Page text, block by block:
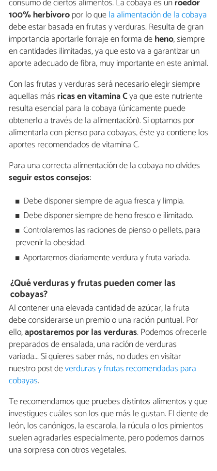
consumo de ciertos alimentos. La cobaya es unroedor
100% herbívoropor lo quela alimentación de la cobaya
debe estar basada en frutas y verduras. Resulta de gran
importancia aportarle forraje en forma deheno, siempre
en cantidades ilimitadas, ya que esto va a garantizar un
aporte adecuado de fibra, muy importante en este animal.
Con las frutas y verduras será necesario elegir siempre
aquellas más ricas envitamina Cya que este nutriente
resulta esencial para la cobaya (únicamente puede
obtenerlo a través de la alimentación). Si optamos por
alimentarla con pienso para cobayas, éste ya contiene los
aportes recomendados de vitamina C.
Para una correcta alimentación de la cobaya no olvides
seguir estos consejos:
Debe disponer siempre de agua fresca y limpia.
Debe disponer siempre de heno fresco e ilimitado.
Controlaremos las raciones de pienso o pellets, para
prevenir la obesidad.
Aportaremos diariamente verdura y fruta variada.
¿Qué verduras y frutas pueden comer las
cobayas?
Al contener una elevada cantidad de azúcar, la fruta
debe considerarse un premio o una ración puntual. Por
ello,apostaremos por las verduras. Podemos ofrecerle
preparados de ensalada, una ración de verduras
variada... Si quieres saber más, no dudes en visitar
nuestro post deverduras y frutas recomendadas para
cobayas.
Te recomendamos que pruebes distintos alimentos y que
investigues cuáles son los que más le gustan. El diente de
león, los canónigos, la escarola, la rúcula o los pimientos
suelen agradarles especialmente, pero podemos darnos
una sorpresa con otros vegetales.